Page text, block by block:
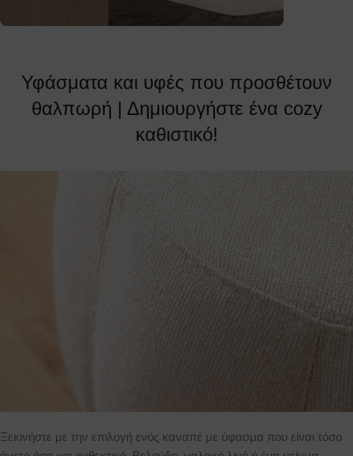
Υφάσματα και υφές που προσθέτουν
θαλπωρή | Δημιουργήστε ένα cozy
καθιστικό!
Ξεκινήστε με την επιλογή ενός καναπέ με ύφασμα που είναι τόσο